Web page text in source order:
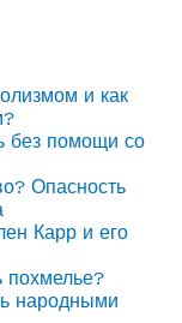
и как
без помощи со
Опасность
Карр и его
похмелье?
народными